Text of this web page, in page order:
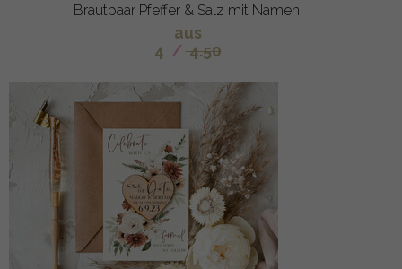
Brautpaar Pfeffer & Salz mit Namen.
aus
4 / 4.50